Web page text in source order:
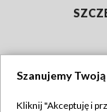
Szanujemy
Kliknij "Akceptuję i